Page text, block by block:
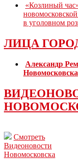
«Козлиный
в уголовном
ЛИЦА
Александр
Новомосковска
Смотреть
Видеоновости
Новомосковска